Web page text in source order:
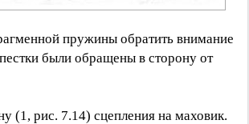
пружины обратить внимание
были обращены в сторону от
(1, рис. 7.14) сцепления на маховик.